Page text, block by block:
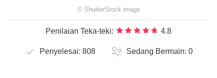
© ShutterStock image
Penilaian Teka-teki: 4.8
Penyelesai: 808 Sedang Bermain: 0